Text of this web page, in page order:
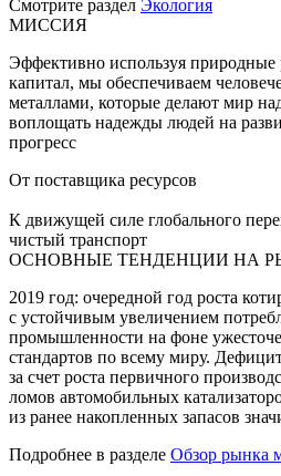
Смотрите раздел Экология
МИССИЯ
Эффективно используя
капитал, мы обеспечиваем
металлами, которые делают мир
воплощать надежды людей на
прогресс
От поставщика ресурсов
К движущей силе глобального
чистый транспорт
ОСНОВНЫЕ ТЕНДЕНЦИИ НА
2019 год: очередной год роста
с устойчивым увеличением
промышленности на фоне
стандартов по всему миру.
за счет роста первичного
ломов автомобильных
из ранее накопленных запасов
Подробнее в разделе Обзор рынка